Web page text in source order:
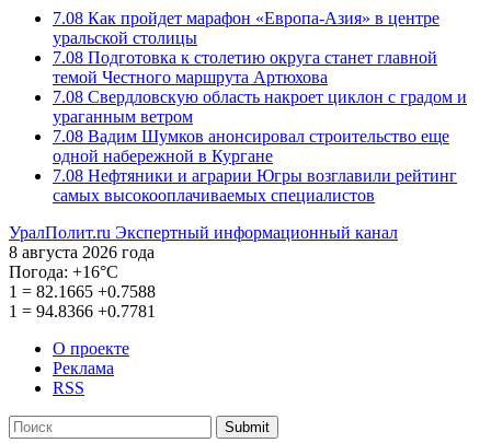
7.08 Как пройдет марафон «Европа-Азия» в центре
уральской столицы
7.08 Подготовка к столетию округа станет главной
темой Честного маршрута Артюхова
7.08 Свердловскую область накроет циклон с градом и
ураганным ветром
7.08 Вадим Шумков анонсировал строительство еще
одной набережной в Кургане
7.08 Нефтяники и аграрии Югры возглавили рейтинг
самых высокооплачиваемых специалистов
УралПолит.ru Экспертный информационный канал
8 августа 2026 года
Погода: +16°С
1 = 82.1665 +0.7588
1 = 94.8366 +0.7781
О проекте
Реклама
RSS
Submit